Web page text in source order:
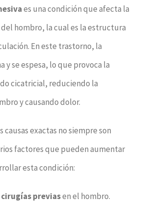
es una condición que afecta la
hombro, la cual es la estructura
En este trastorno, la
y se espesa, lo que provoca la
cicatricial, reduciendo la
y causando dolor.
causas exactas no siempre son
factores que pueden aumentar
esta condición:
cirugías previasen el hombro.